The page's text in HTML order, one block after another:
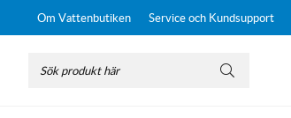
Om Vattenbutiken Service och Kundsupport